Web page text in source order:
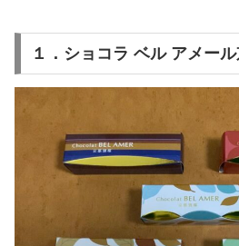
１．ショコラ ベル アメー